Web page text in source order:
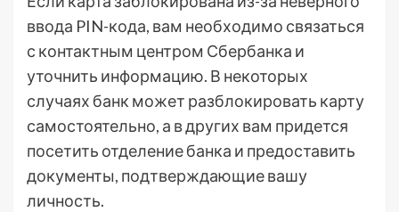
ввода PIN-кода, вам необходимо связаться
с контактным центром Сбербанка и
уточнить информацию. В некоторых
случаях банк может разблокировать карту
самостоятельно, а в других вам придется
посетить отделение банка и предоставить
документы, подтверждающие вашу
личность.